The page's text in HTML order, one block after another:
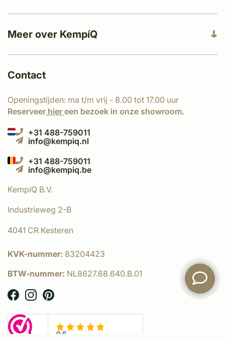
Meer over KempíQ
Contact
Openingstijden: ma t/m vrij - 8.00 tot 17.00 uur
Reserveer hier een bezoek in onze showroom.
+31 488-759011
info@kempiq.nl
+31 488-759011
info@kempiq.be
KempíQ B.V.
Industrieweg 2-B
4041 CR Kesteren
KVK-nummer: 83204423
BTW-nummer: NL8627.68.640.B.01